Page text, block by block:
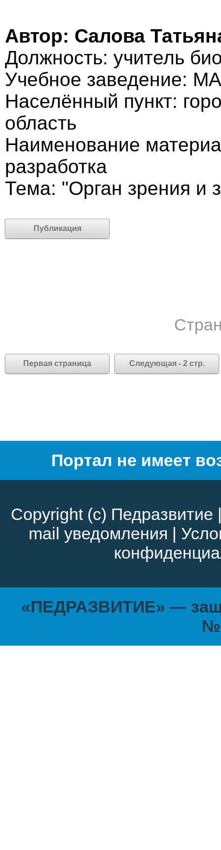
Автор: Салова
Должность: учитель
Учебное заведение:
Населённый пункт:
область
Наименование
разработка
Тема: "Орган зрения и
Публикация
Первая страница Следующая - 2 стр.
Портал не имеет
Copyright (c) Педразвитие
mail уведомления |
«ПЕДРАЗВИТИЕ» —